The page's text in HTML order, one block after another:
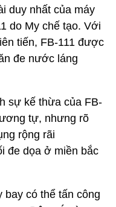
duy nhất của máy
do My chế tạo. Với
tiến, FB-111 được
đe nước láng
sự kế thừa của FB-
tự, nhưng rõ
rộng rãi
đe dọa ở miền bắc
bay có thể tấn công